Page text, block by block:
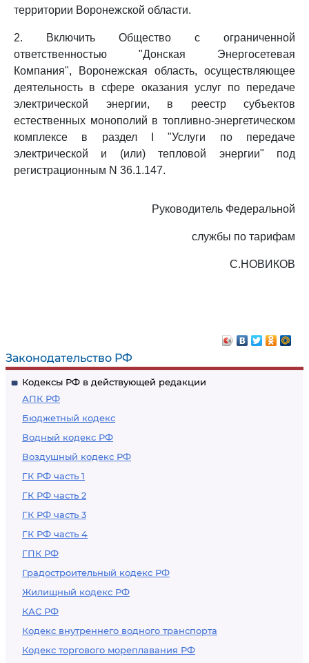
Законодательство РФ
Кодексы РФ в действующей редакции
АПК РФ
Бюджетный кодекс
Водный кодекс РФ
Воздушный кодекс РФ
ГК РФ часть 1
ГК РФ часть 2
ГК РФ часть 3
ГК РФ часть 4
ГПК РФ
Градостроительный кодекс РФ
Жилищный кодекс РФ
КАС РФ
Кодекс внутреннего водного транспорта
Кодекс торгового мореплавания РФ
территории Воронежской области.
2. Включить Общество с ограниченной
ответственностью "Донская Энергосетевая
Компания", Воронежская область, осуществляющее
деятельность в сфере оказания услуг по передаче
электрической энергии, в реестр субъектов
естественных монополий в топливно-энергетическом
комплексе в раздел I "Услуги по передаче
электрической и (или) тепловой энергии" под
регистрационным N 36.1.147.
Руководитель Федеральной
службы по тарифам
С.НОВИКОВ